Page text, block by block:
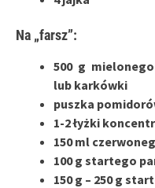
Na „farsz”:
500 g
lub karkówki
puszka
1-2 łyżki
150 ml
100 g startego
150 g – 250 g